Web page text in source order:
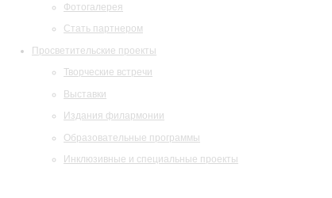
Фотогалерея
Стать партнером
Просветительские проекты
Творческие встречи
Выставки
Издания филармонии
Образовательные программы
Инклюзивные и специальные проекты